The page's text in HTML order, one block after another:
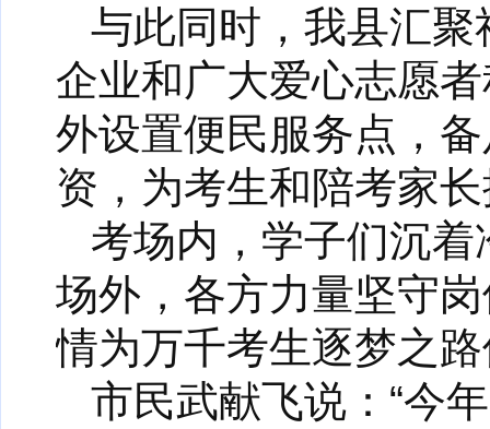
与此同时，我县汇
企业和广大爱心志愿
外设置便民服务点，
资，为考生和陪考家
考场内，学子们沉
场外，各方力量坚守
情为万千考生逐梦之
市民武献飞说：“今